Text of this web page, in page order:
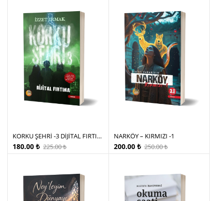
KORKU ŞEHRİ -3 DİJİTAL FIRTINA
225.00₺
180.00 ₺
NARKÖY – KIRMIZI -1
250.00₺
200.00 ₺